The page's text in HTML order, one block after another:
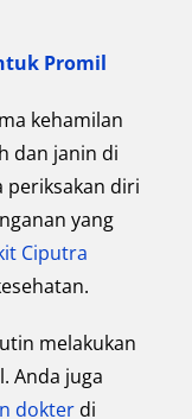
Promil
kehamilan
dan janin di
periksakan diri
yang
Ciputra
melakukan
Anda juga
dokter di